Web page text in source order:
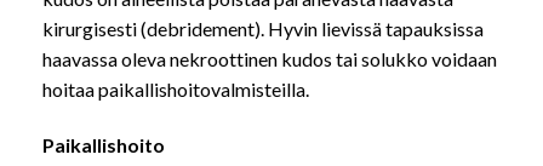
kirurgisesti (debridement). Hyvin lievissä tapauksissa
haavassa oleva nekroottinen kudos tai solukko voidaan
hoitaa paikallishoitovalmisteilla.
Paikallishoito